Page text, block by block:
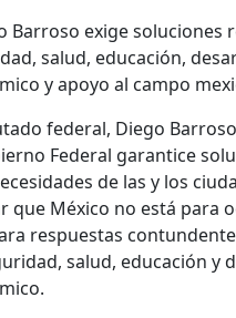
Barroso exige soluciones
salud, educación,
y apoyo al campo
federal, Diego
Federal garantice
de las y los
que México no está para
respuestas
salud, educación y